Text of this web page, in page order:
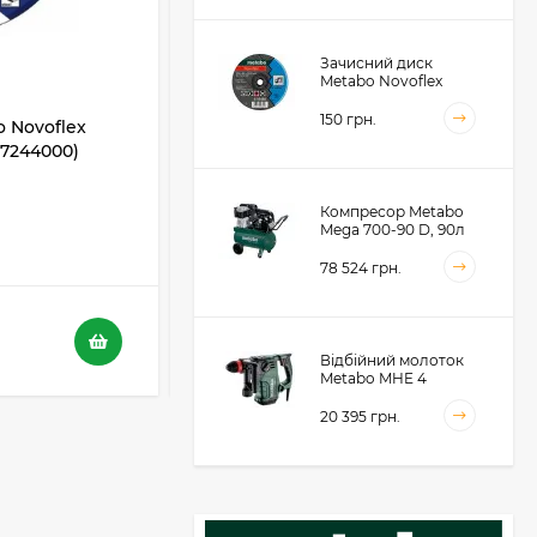
Novoflex
Відрізний диск Metabo Novoflex
В НАЯВНОСТІ
5 4
73 грн.
Зачисний диск
Metabo Novoflex
(616468000)
150 грн.
Компресор Metabo
Mega 700-90 D, 90л
78 524 грн.
Відбійний молоток
Metabo MHE 4
20 395 грн.
фрезер для обробки